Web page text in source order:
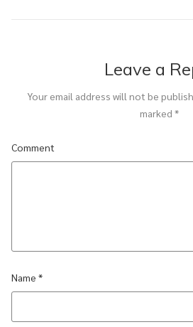
Leave a
Your email address will not be
marked *
Comment
Name *